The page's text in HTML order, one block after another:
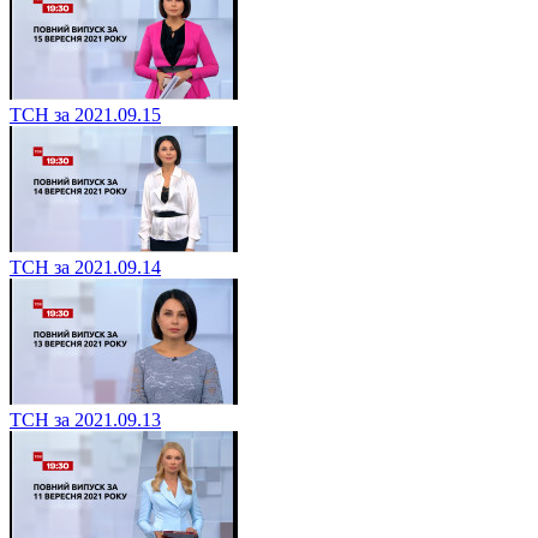
ТСН за 2021.09.15
ТСН за 2021.09.14
ТСН за 2021.09.13